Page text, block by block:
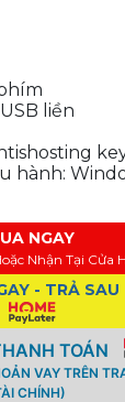
liền
hành:
NGAY
Nhận Tại Cửa
- TRẢ SAU
TOÁN
VAY TRÊN
CHÍNH)